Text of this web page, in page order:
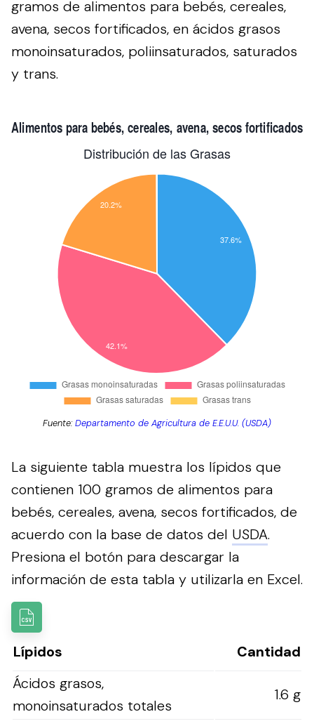
gramos de alimentos para bebés, cereales,
avena, secos fortificados, en ácidos grasos
monoinsaturados, poliinsaturados, saturados
y trans.
Fuente:Departamento de Agricultura de E.E.U.U. (USDA)
La siguiente tabla muestra los lípidos que
contienen 100 gramos de alimentos para
bebés, cereales, avena, secos fortificados, de
acuerdo con la base de datos del USDA.
Presiona el botón para descargar la
información de esta tabla y utilizarla en Excel.
Lípidos
Cantidad
Ácidos grasos,
monoinsaturados totales
1.6 g